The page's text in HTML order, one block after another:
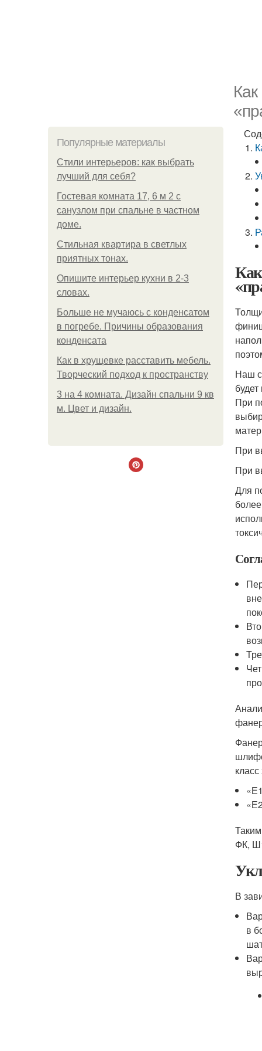
Популярные материалы
Стили интерьеров: как выбрать
лучший для себя?
Гостевая комната 17, 6 м 2 с
санузлом при спальне в частном
доме.
Стильная квартира в светлых
приятных тонах.
Опишите интерьер кухни в 2-3
словах.
Больше не мучаюсь с конденсатом
в погребе. Причины образования
конденсата
Как в хрущевке расставить мебель.
Творческий подход к пространству
3 на 4 комната. Дизайн спальни 9 кв
м. Цвет и дизайн.
Наш
При
При
При
Для
ФК,
В
в